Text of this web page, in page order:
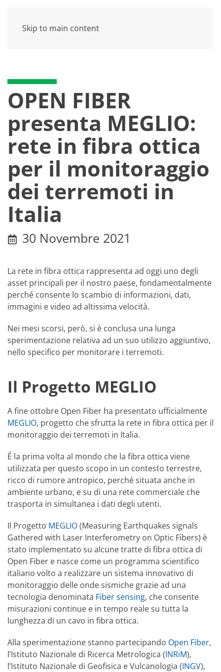
Skip to main content
OPEN FIBER
presenta MEGLIO:
rete in fibra ottica
per il monitoraggio
dei terremoti in
Italia
30 Novembre 2021
La rete in fibra ottica rappresenta ad oggi uno degli
asset principali per il nostro paese, fondamentalmente
perché consente lo scambio di informazioni, dati,
immagini e video ad altissima velocità.
Nei mesi scorsi, però, si è conclusa una lunga
sperimentazione relativa ad un suo utilizzo aggiuntivo,
nello specifico per monitorare i terremoti.
Il Progetto MEGLIO
A fine ottobre Open Fiber ha presentato ufficialmente
MEGLIO, progetto che sfrutta la rete in fibra ottica per il
monitoraggio dei terremoti in Italia.
É la prima volta al mondo che la fibra ottica viene
utilizzata per questo scopo in un contesto terrestre,
ricco di rumore antropico, perché situata anche in
ambiente urbano, e su di una rete commerciale che
trasporta in simultanea i dati degli utenti.
Il Progetto MEGLIO(Measuring Earthquakes signals
Gathered with Laser Interferometry on Optic Fibers) è
stato implementato su alcune tratte di fibra ottica di
Open Fiber e nasce come un programma scientifico
italiano volto a realizzare un sistema innovativo di
monitoraggio delle onde sismiche grazie ad una
tecnologia denominata Fiber sensing, che consente
misurazioni continue e in tempo reale su tutta la
lunghezza di un cavo in fibra ottica.
Alla sperimentazione stanno partecipando Open Fiber,
l’Istituto Nazionale di Ricerca Metrologica (INRiM),
l’Istituto Nazionale di Geofisica e Vulcanologia (INGV),